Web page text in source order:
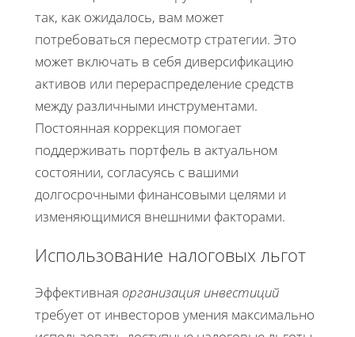
так, как ожидалось, вам может
потребоваться пересмотр стратегии. Это
может включать в себя диверсификацию
активов или перераспределение средств
между различными инструментами.
Постоянная коррекция помогает
поддерживать портфель в актуальном
состоянии, согласуясь с вашими
долгосрочными финансовыми целями и
изменяющимися внешними факторами.
Использование налоговых льгот
Эффективная организация инвестиций
требует от инвесторов умения максимально